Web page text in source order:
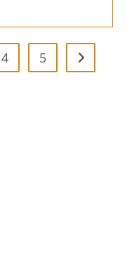
4 5 Zur